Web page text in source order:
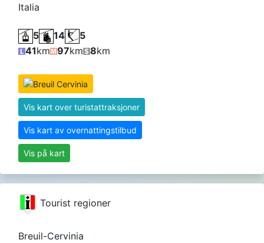
Italia
5 14
5
41km 97km 8km
Vis kart over turistattraksjoner
Vis kart av overnattingstilbud
Vis på kart
Tourist regioner
Breuil-Cervinia